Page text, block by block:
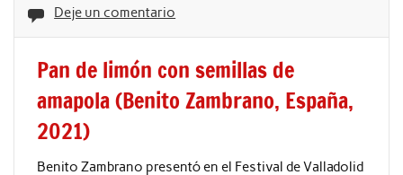
Deje un comentario
Pan de limón con semillas de
amapola (Benito Zambrano, España,
2021)
Benito Zambrano presentó en el Festival de Valladolid